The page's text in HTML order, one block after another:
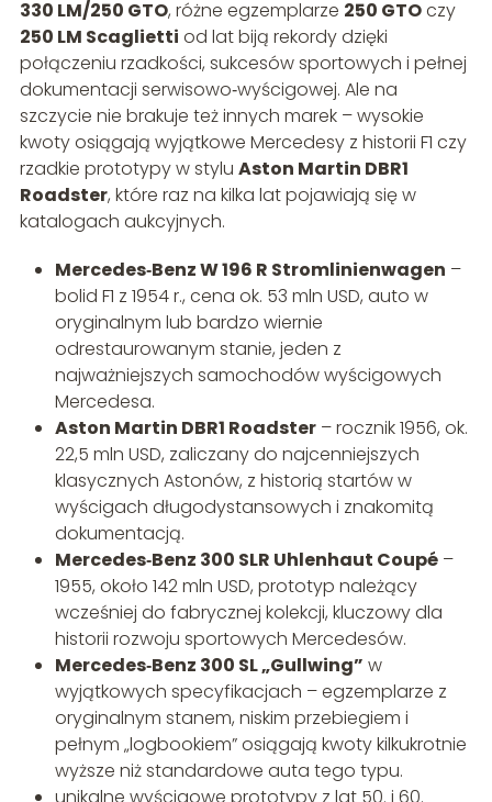
330 LM/250 GTO, różne egzemplarze 250 GTOczy
250 LM Scaglietti od lat biją rekordy dzięki
połączeniu rzadkości, sukcesów sportowych i pełnej
dokumentacji serwisowo‑wyścigowej. Ale na
szczycie nie brakuje też innych marek – wysokie
kwoty osiągają wyjątkowe Mercedesy z historii F1 czy
rzadkie prototypy w stylu Aston Martin DBR1
Roadster, które raz na kilka lat pojawiają się w
katalogach aukcyjnych.
Mercedes‑Benz W 196 R Stromlinienwagen –
bolid F1 z 1954 r., cena ok. 53 mln USD, auto w
oryginalnym lub bardzo wiernie
odrestaurowanym stanie, jeden z
najważniejszych samochodów wyścigowych
Mercedesa.
Aston Martin DBR1 Roadster– rocznik 1956, ok.
22,5 mln USD, zaliczany do najcenniejszych
klasycznych Astonów, z historią startów w
wyścigach długodystansowych i znakomitą
dokumentacją.
Mercedes‑Benz 300 SLR Uhlenhaut Coupé–
1955, około 142 mln USD, prototyp należący
wcześniej do fabrycznej kolekcji, kluczowy dla
historii rozwoju sportowych Mercedesów.
Mercedes‑Benz 300 SL „Gullwing” w
wyjątkowych specyfikacjach – egzemplarze z
oryginalnym stanem, niskim przebiegiem i
pełnym „logbookiem” osiągają kwoty kilkukrotnie
wyższe niż standardowe auta tego typu.